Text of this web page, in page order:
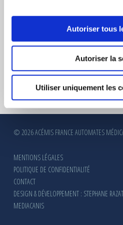
Autoriser tous
Autoriser la
Utiliser uniquement les
© 2026 ACÉMIS FRANCE AUTOMATES
MENTIONS LÉGALES
POLITIQUE DE CONFIDENTIALITÉ
CONTACT
DESIGN & DÉVELOPPEMENT : STEPHANE
MEDIACANIS